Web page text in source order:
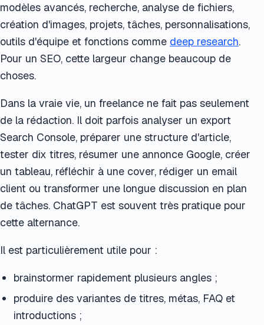
modèles avancés, recherche, analyse de fichiers,
création d'images, projets, tâches, personnalisations,
outils d'équipe et fonctions comme deep research.
Pour un SEO, cette largeur change beaucoup de
choses.
Dans la vraie vie, un freelance ne fait pas seulement
de la rédaction. Il doit parfois analyser un export
Search Console, préparer une structure d'article,
tester dix titres, résumer une annonce Google, créer
un tableau, réfléchir à une cover, rédiger un email
client ou transformer une longue discussion en plan
de tâches. ChatGPT est souvent très pratique pour
cette alternance.
Il est particulièrement utile pour :
brainstormer rapidement plusieurs angles ;
produire des variantes de titres, métas, FAQ et
introductions ;